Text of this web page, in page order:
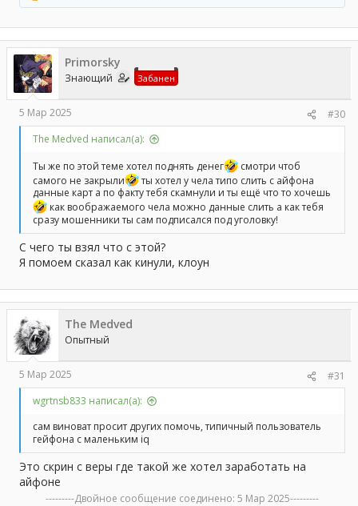
е
а
к
ц
и
и
:
Primorsky
Знающий Забанен
5 Мар 2025
#30
The Medved написал(а):
Ты же по этой теме хотел поднять денег
смотри чтоб
самого не закрыли
ты хотел у чела типо слить с айфона
данные карт а по факту тебя скамнули и ты ещё что то хочешь
как воображаемого чела можно данные слить а как тебя
сразу мошенники ты сам подписался под уголовку!
С чего ты взял что с этой?
Я помоем сказал как кинули, клоун
The Medved
Опытный
5 Мар 2025
#31
wgrtnsb833 написал(а):
сам виноват просит других помочь, типичный пользователь
гейфона с маленьким iq
Это скрин с веры где такой же хотел заработать на
айфоне
---------Двойное сообщение соединено: 5 Мар 2025---------